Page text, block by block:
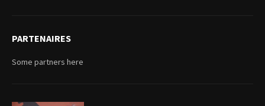
PARTENAIRES
Some partners here